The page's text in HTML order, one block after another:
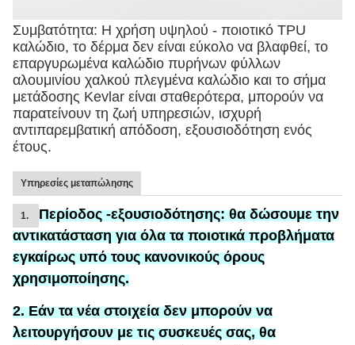
Συμβατότητα: Η χρήση υψηλού - ποιοτικό TPU
καλώδιο, το δέρμα δεν είναι εύκολο να βλαφθεί, το
επαργυρωμένα καλώδιο πυρήνων φύλλων
αλουμινίου χαλκού πλεγμένα καλώδιο και το σήμα
μετάδοσης Kevlar είναι σταθερότερα, μπορούν να
παρατείνουν τη ζωή υπηρεσιών, ισχυρή
αντιπαρεμβατική απόδοση, εξουσιοδότηση ενός
έτους.
Υπηρεσίες μεταπώλησης
1. Περίοδος -εξουσιοδότησης:θα δώσουμε την
αντικατάστασηγιαόλα τα ποιοτικά προβλήματα
εγκαίρως υπό τους κανονικούς όρους
χρησιμοποίησης.
2. Εάν τα νέα στοιχεία δεν μπορούν να
λειτουργήσουν με τις συσκευές σας, θα